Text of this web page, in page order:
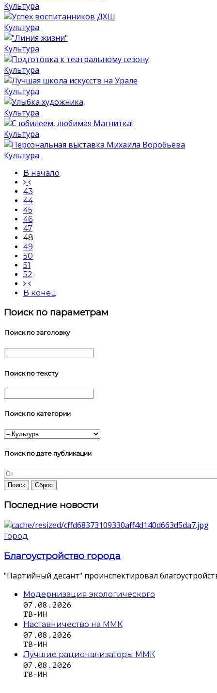
Культура
Культура
Культура
Культура
Культура
Культура
Культура
Культура
В начало
43
44
45
46
47
48
49
50
51
52
В конец
Поиск по параметрам
Поиск по заголовку
Поиск по тексту
Поиск по категории
Поиск по дате публикации
Последние новости
Город
Благоустройство города
"Партийный десант" проинспектировал
Модернизация экологического
07.08.2026
ТВ-ИН
Наставничество на ММК
07.08.2026
ТВ-ИН
Лучшие рационализаторы ММК
07.08.2026
ТВ-ИН